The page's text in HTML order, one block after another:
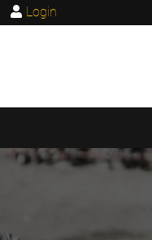
Login